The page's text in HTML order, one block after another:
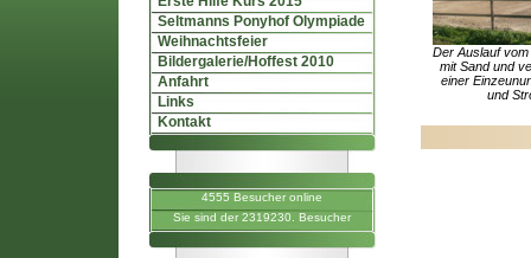
Seltmanns Ponyhof Olympiade
Weihnachtsfeier
Bildergalerie/Hoffest 2010
Anfahrt
Links
Kontakt
4555 Besucher online
Sie sind der 2319230. Besucher
Der Auslauf
mit Sand und
einer
und